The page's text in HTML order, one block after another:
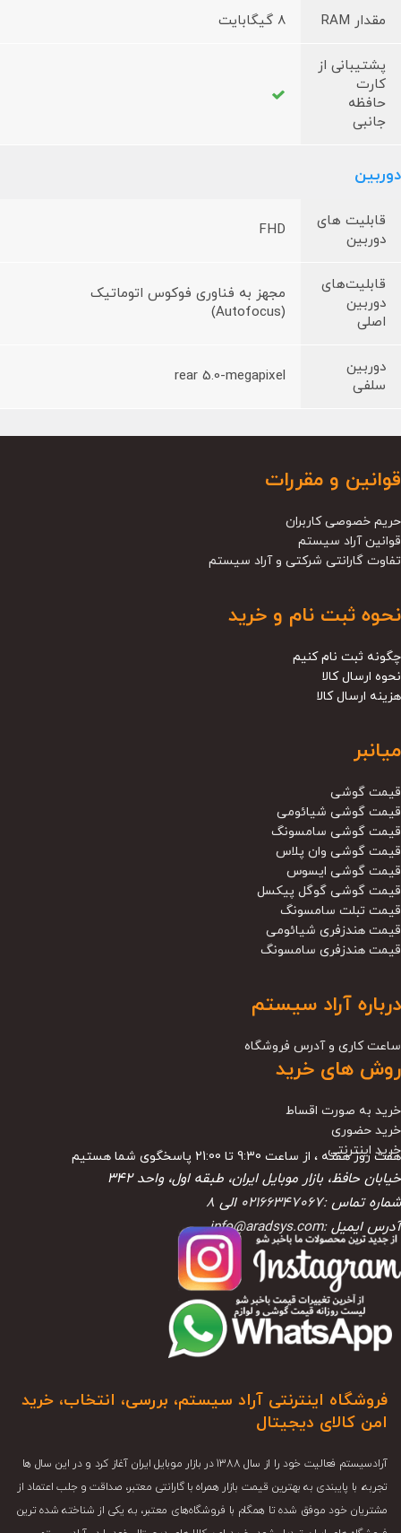
مقدار RAM 8 گیگابایت
پشتیبانی از
کارت
حافظه
جانبی
دوربین
قابلیت های
دوربین
FHD
قابلیت‌های
دوربین
اصلی
مجهز به فناوری فوکوس اتوماتیک
(Autofocus)
دوربین
سلفی
rear 5.0-megapixel
قوانین و مقررات
حریم خصوصی کاربران
قوانین آراد سیستم
تفاوت گارانتی شرکتی و آراد سیستم
نحوه ثبت نام و خرید
چگونه ثبت نام کنیم
نحوه ارسال کالا
هزینه ارسال کالا
میانبر
قیمت گوشی
قیمت گوشی شیائومی
قیمت گوشی سامسونگ
قیمت گوشی وان پلاس
قیمت گوشی ایسوس
قیمت گوشی گوگل پیکسل
قیمت تبلت سامسونگ
قیمت هندزفری شیائومی
قیمت هندزفری سامسونگ
درباره آراد سیستم
ساعت کاری و آدرس فروشگاه
روش های خرید
خرید به صورت اقساط
خرید حضوری
خرید اینترنتی
هفت روز هفته ، از ساعت 9:30 تا 21:00 پاسخگوی شما هستیم
خیابان حافظ، بازار موبایل ایران، طبقه اول، واحد ۳۴۲
شماره تماس :02166347067 الی 8
آدرس ایمیل :info@aradsys.com
فروشگاه اینترنتی آراد سیستم، بررسی، انتخاب، خرید
امن کالای دیجیتال
آرادسیستم فعالیت خود را از سال 1388 در بازار موبایل ایران آغاز کرد و در این سال ها
تجربه، با پایبندی به بهترین قیمت بازار همراه با گارانتی معتبر، صداقت و جلب اعتماد از
مشتریان خود موفق شده تا همگام با فروشگاه‌های معتبر، به یکی از شناخته شده ترین